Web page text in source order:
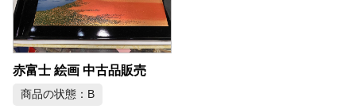
赤富士 絵画 中古品販売
商品の状態：B